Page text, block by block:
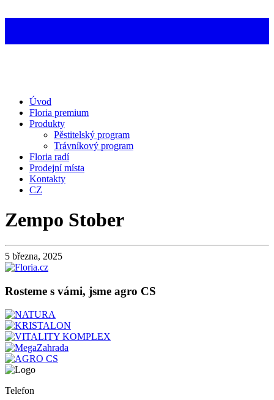
Úvod
Floria premium
Produkty
Pěstitelský program
Trávníkový program
Floria radí
Prodejní místa
Kontakty
CZ
Zempo Stober
5 března, 2025
Rosteme s vámi, jsme agro CS
Telefon